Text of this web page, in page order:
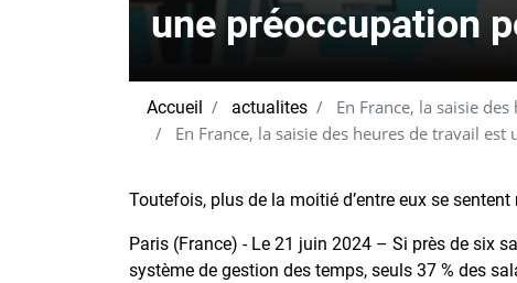
une préoccupation
Accueil actualites
En France, la saisie
En France, la saisie des heures de travail
Toutefois, plus de la moitié d’entre eux se
Paris (France) - Le 21 juin 2024 – Si près de six
système de gestion des temps, seuls 37 % des